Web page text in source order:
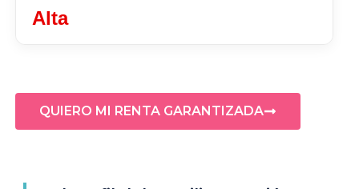
Alta
QUIERO MI RENTA GARANTIZADA